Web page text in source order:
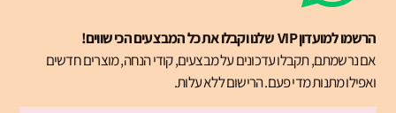
הרשמו למועדון VIP שלנו וקבלו את כל המבצעים הכי שווים!
אם נרשמתם, תקבלו עדכונים על מבצעים, קודי הנחה, מוצרים חדשים
ואפילו מתנות מדי פעם. הרישום ללא עלות.